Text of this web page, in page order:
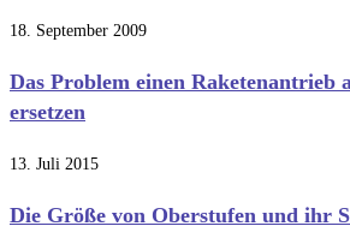
18. September 2009
Das Problem einen Raketenantrieb
ersetzen
13. Juli 2015
Die Größe von Oberstufen und ihr